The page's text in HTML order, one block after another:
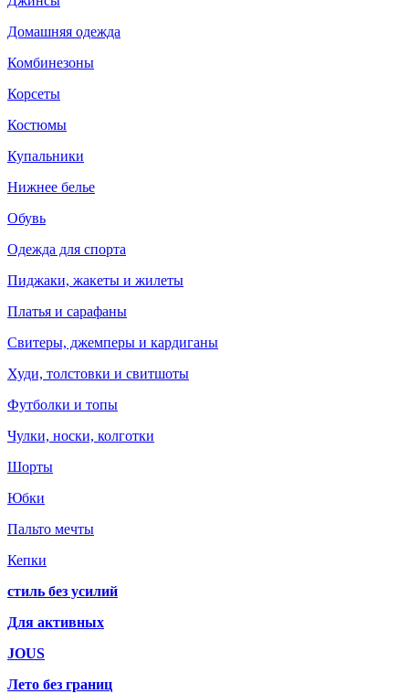
Домашняя одежда
Комбинезоны
Корсеты
Костюмы
Купальники
Нижнее белье
Обувь
Одежда для спорта
Пиджаки, жакеты и жилеты
Платья и сарафаны
Свитеры, джемперы и кардиганы
Худи, толстовки и свитшоты
Футболки и топы
Чулки, носки, колготки
Шорты
Юбки
Пальто мечты
Кепки
стиль без усилий
Для активных
JOUS
Лето без границ